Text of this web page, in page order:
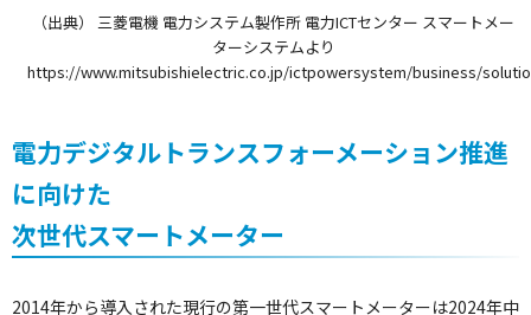
（出典） 三菱電機 電力システム製作所 電力ICTセンター スマートメー
ターシステムより
https://www.mitsubishielectric.co.jp/ictpowersystem/business/
電力デジタルトランスフォーメーション推進
に向けた
次世代スマートメーター
2014年から導入された現行の第一世代スマートメーターは2024年中